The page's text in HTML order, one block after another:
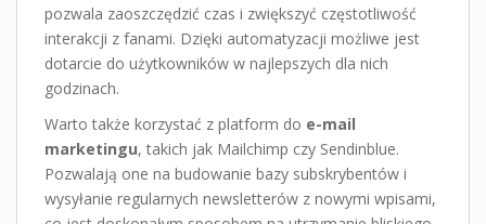
pozwala zaoszczędzić czas i zwiększyć częstotliwość
interakcji z fanami. Dzięki automatyzacji możliwe jest
dotarcie do użytkowników w najlepszych dla nich
godzinach.
Warto także korzystać z platform do e-mail
marketingu, takich jak Mailchimp czy Sendinblue.
Pozwalają one na budowanie bazy subskrybentów i
wysyłanie regularnych newsletterów z nowymi wpisami,